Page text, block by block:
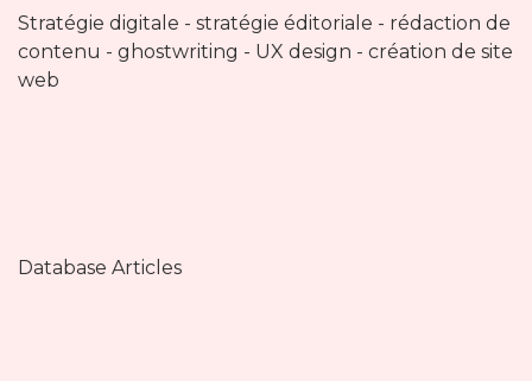
Stratégie digitale - stratégie éditoriale - rédaction de
contenu - ghostwriting - UX design - création de site
web
Database Articles